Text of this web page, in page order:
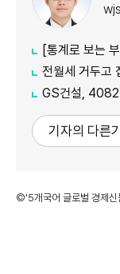
[통계로 보는 부동산] 서
전월세 거두고
GS건설, 4082
기자의 다른
©'5개국어 글로벌 경제신